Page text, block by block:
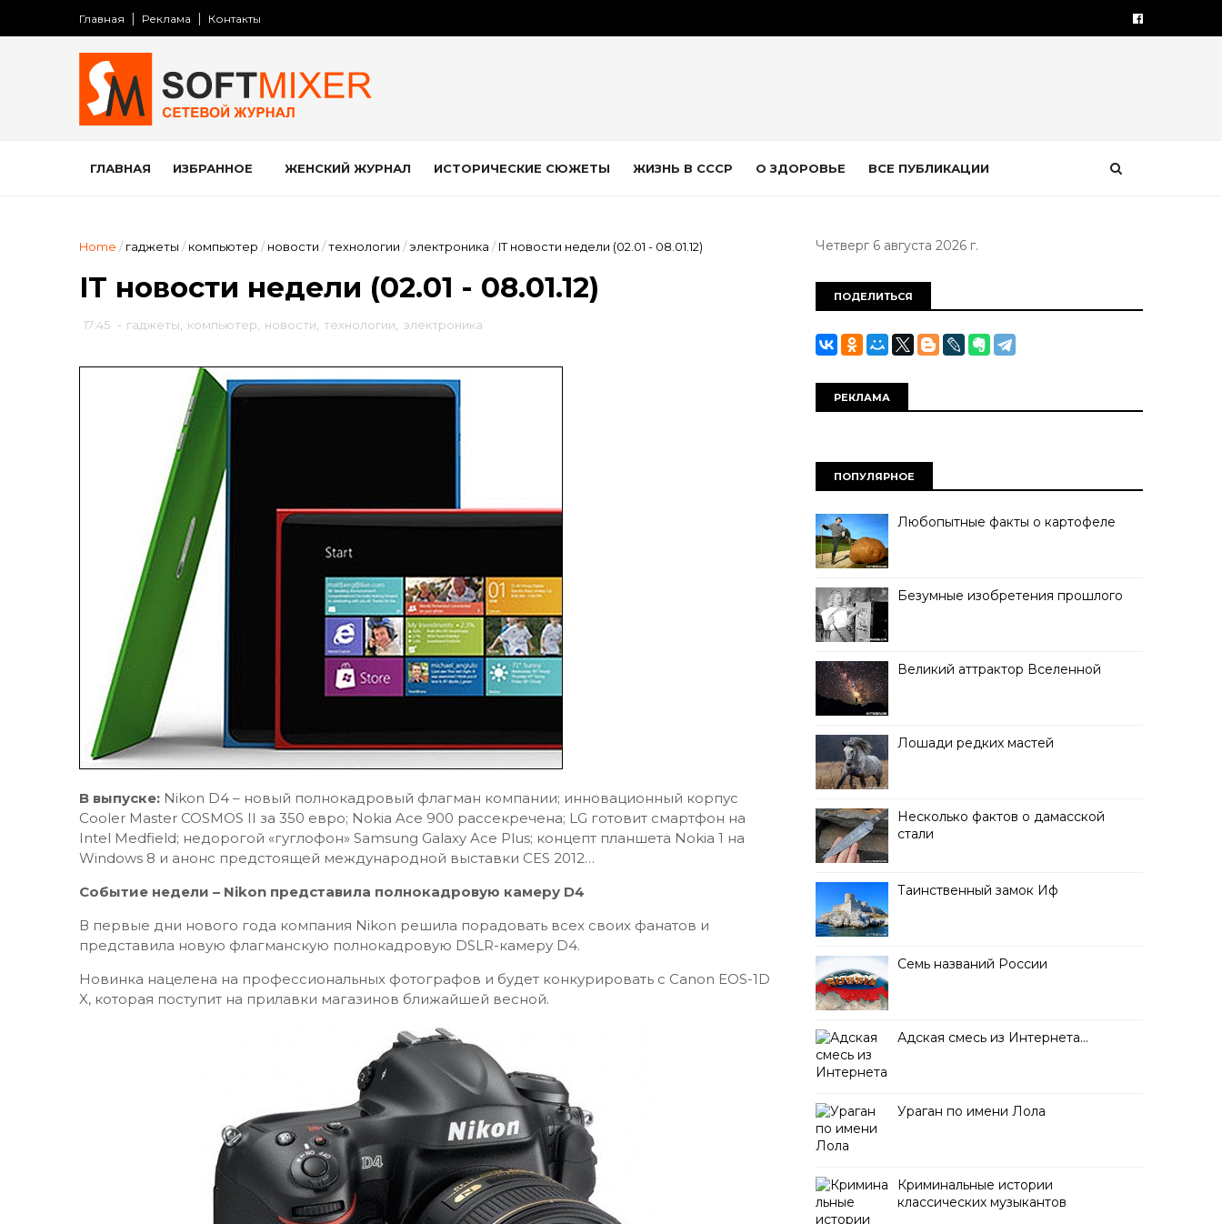
Главная Реклама Контакты
ГЛАВНАЯ ИЗБРАННОЕ ЖЕНСКИЙ ЖУРНАЛ ИСТОРИЧЕСКИЕ СЮЖЕТЫ ЖИЗНЬ В СССР О ЗДОРОВЬЕ ВСЕ ПУБЛИКАЦИИ
Home / гаджеты / компьютер / новости /технологии /электроника / IT новости недели (02.01 - 08.01.12)
IT новости недели (02.01 - 08.01.12)
17:45 - гаджеты компьютер новости технологии электроника
В выпуске: Nikon D4 – новый полнокадровый флагман компании; инновационный корпус
Cooler Master COSMOS II за 350 евро; Nokia Ace 900 рассекречена; LG готовит смартфон на
Intel Medfield; недорогой «гуглофон» Samsung Galaxy Ace Plus; концепт планшета Nokia 1 на
Windows 8 и анонс предстоящей международной выставки CES 2012…
Событие недели – Nikon представила полнокадровую камеру D4
В первые дни нового года компания Nikon решила порадовать всех своих фанатов и
представила новую флагманскую полнокадровую DSLR-камеру D4.
Новинка нацелена на профессиональных фотографов и будет конкурировать с Canon EOS-1D
X, которая поступит на прилавки магазинов ближайшей весной.
Четверг 6 августа 2026 г.
ПОДЕЛИТЬСЯ
РЕКЛАМА
ПОПУЛЯРНОЕ
Любопытные факты о картофеле
Безумные изобретения прошлого
Великий аттрактор Вселенной
Лошади редких мастей
Несколько фактов о дамасской
стали
Таинственный замок Иф
Семь названий России
Адская смесь из Интернета…
Ураган по имени Лола
Криминальные истории
классических музыкантов